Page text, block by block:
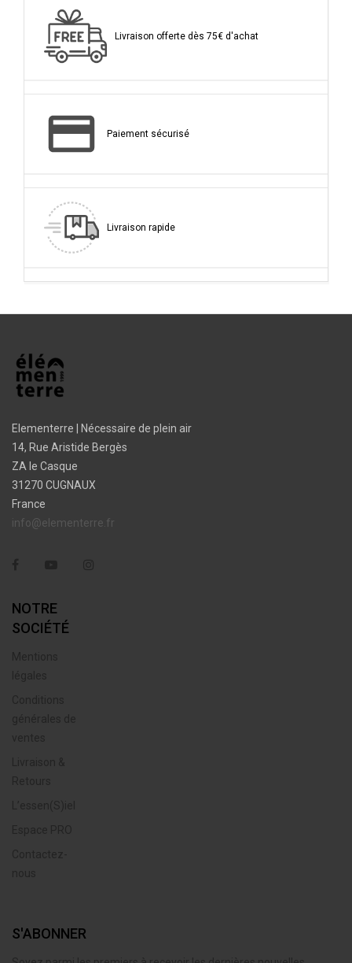
Livraison offerte dès 75€ d'achat
Paiement sécurisé
Livraison rapide
Elementerre | Nécessaire de plein air
14, Rue Aristide Bergès
ZA le Casque
31270 CUGNAUX
France
info@elementerre.fr
NOTRE
SOCIÉTÉ
S'ABONNER